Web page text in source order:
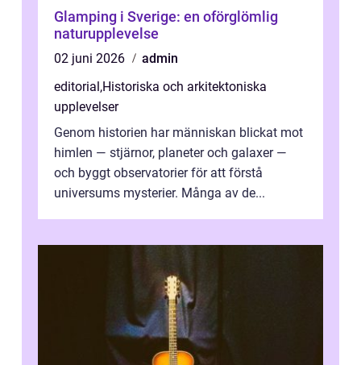
Glamping i Sverige: en oförglömlig
naturupplevelse
02 juni 2026
admin
editorial,Historiska och arkitektoniska
upplevelser
Genom historien har människan blickat mot
himlen — stjärnor, planeter och galaxer —
och byggt observatorier för att förstå
universums mysterier. Många av de...